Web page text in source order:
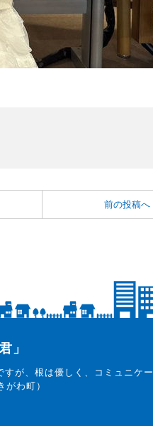
前の投稿へ
」
が、根は優しく、コミュニケ
わ町）